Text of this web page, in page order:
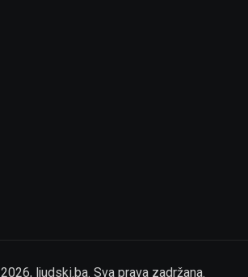
2026, ljudski.ba. Sva prava zadržana.